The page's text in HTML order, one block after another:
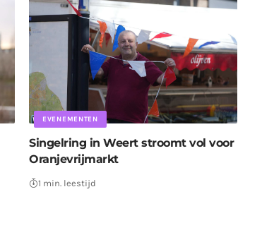
EVENEMENTEN
Singelring in Weert stroomt vol voor
Oranjevrijmarkt
1 min. leestijd